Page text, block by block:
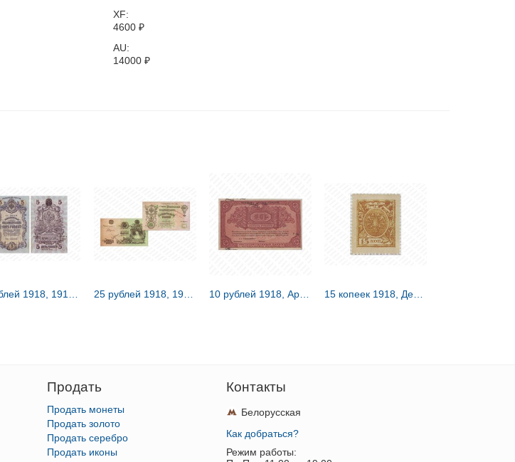
XF:
4600 ₽
AU:
14000 ₽
25 рублей 1918, 1919, Государственый кредитный билет и разменный знак Северной области
Продать
Продать монеты
Продать золото
Продать серебро
Продать иконы
Контакты
Белорусская
Как добраться?
Режим работы: